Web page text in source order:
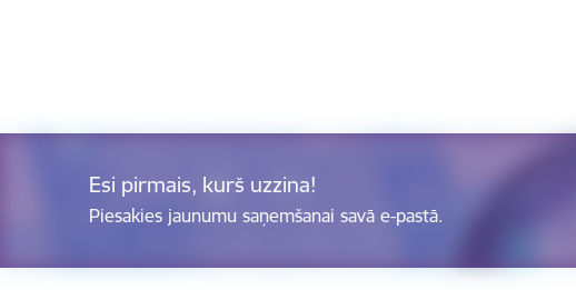
Esi pirmais, kurš uzzina!
Piesakies jaunumu saņemšanai savā e-pastā.